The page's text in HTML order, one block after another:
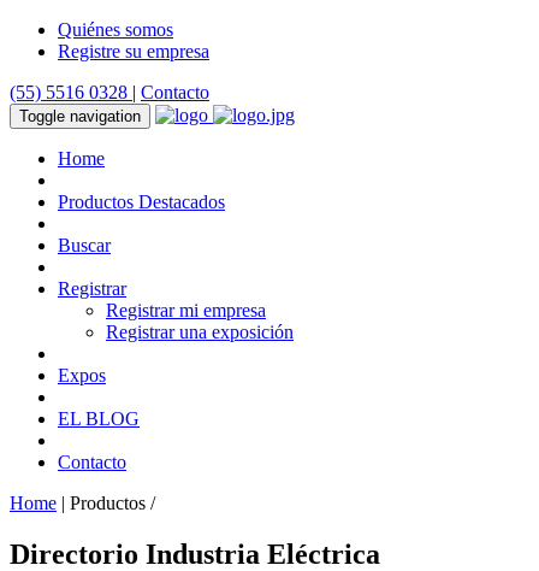
Quiénes somos
Registre su empresa
(55) 5516 0328 | Contacto
Toggle navigation
Home
Productos Destacados
Buscar
Registrar
Registrar mi empresa
Registrar una exposición
Expos
EL BLOG
Contacto
Home | Productos /
Directorio Industria Eléctrica